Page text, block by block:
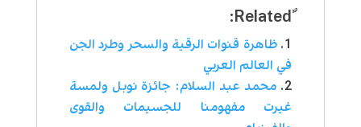
ٌRelated:
ظاهرة قنوات الرقية والسحر وطرد الجن
في العالم العربي
محمد عبد السلام: جائزة نوبل ولمسة
غيرت مفهومنا للجسيمات والقوى